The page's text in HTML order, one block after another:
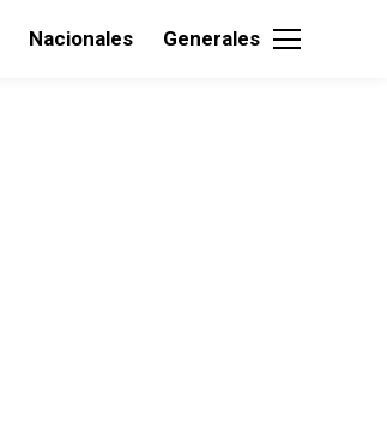
Nacionales Generales